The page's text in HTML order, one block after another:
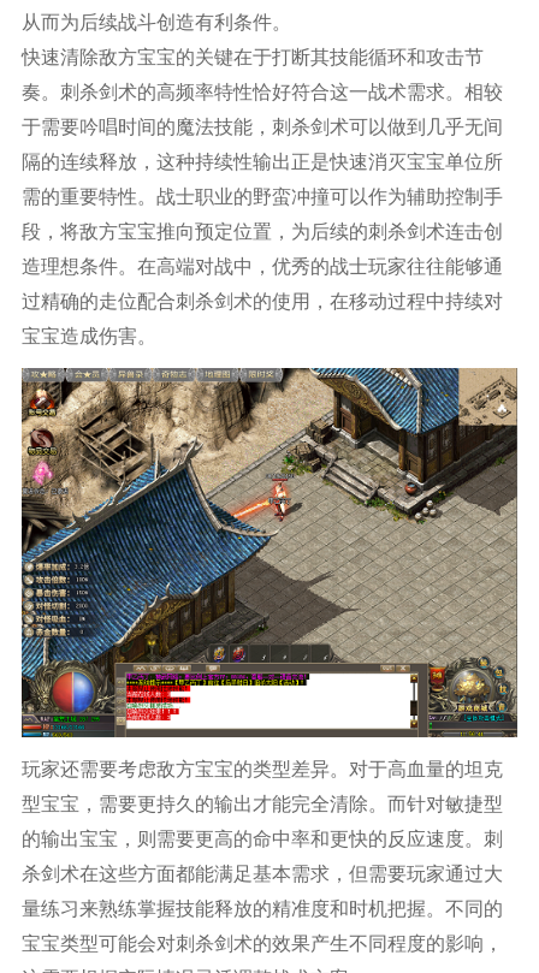
从而为后续战斗创造有利条件。
快速清除敌方宝宝的关键在于打断其技能循环和攻击节
奏。刺杀剑术的高频率特性恰好符合这一战术需求。相较
于需要吟唱时间的魔法技能，刺杀剑术可以做到几乎无间
隔的连续释放，这种持续性输出正是快速消灭宝宝单位所
需的重要特性。战士职业的野蛮冲撞可以作为辅助控制手
段，将敌方宝宝推向预定位置，为后续的刺杀剑术连击创
造理想条件。在高端对战中，优秀的战士玩家往往能够通
过精确的走位配合刺杀剑术的使用，在移动过程中持续对
宝宝造成伤害。
玩家还需要考虑敌方宝宝的类型差异。对于高血量的坦克
型宝宝，需要更持久的输出才能完全清除。而针对敏捷型
的输出宝宝，则需要更高的命中率和更快的反应速度。刺
杀剑术在这些方面都能满足基本需求，但需要玩家通过大
量练习来熟练掌握技能释放的精准度和时机把握。不同的
宝宝类型可能会对刺杀剑术的效果产生不同程度的影响，